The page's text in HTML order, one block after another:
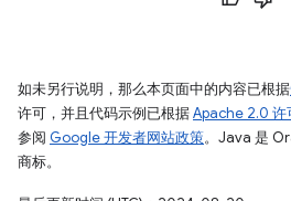
如未另行说明，那么本页面中的内容已根据
许可，并且代码示例已根据Apache 2.0 许
参阅 Google 开发者网站政策。Java 是
商标。